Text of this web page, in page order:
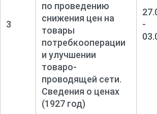
3
по проведению
снижения цен на
товары
потребкооперации
и улучшении
товаро-
проводящей сети.
Сведения о ценах
(1927 год)
-